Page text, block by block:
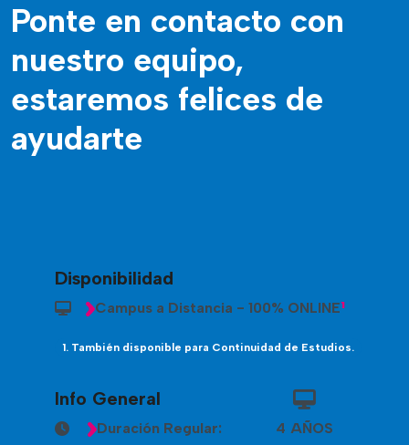
Ponte en contacto con
nuestro equipo,
estaremos felices de
ayudarte
Disponibilidad
Campus a Distancia - 100% ONLINE¹
1. También disponible para Continuidad de Estudios.
Info General
Duración Regular: 4 AÑOS